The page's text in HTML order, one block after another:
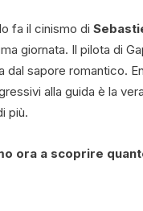
fa il cinismo di
giornata. Il pilota di
dal sapore romantico.
alla guida è la
più.
ora a scoprire